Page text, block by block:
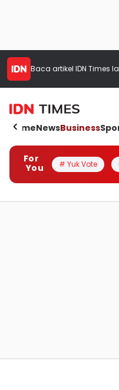
Baca artikel IDN Times
HomeNewsBusiness
For
You
# Yuk Vote